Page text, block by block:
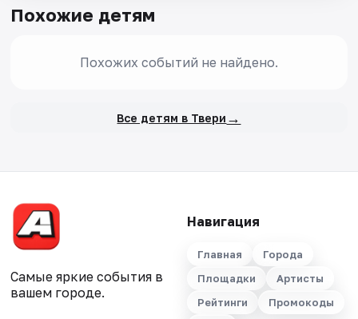
Похожие детям
Похожих событий не найдено.
Все детям в Твери →
Самые яркие события в
вашем городе.
Навигация
Главная
Города
Площадки
Артисты
Рейтинги
Промокоды